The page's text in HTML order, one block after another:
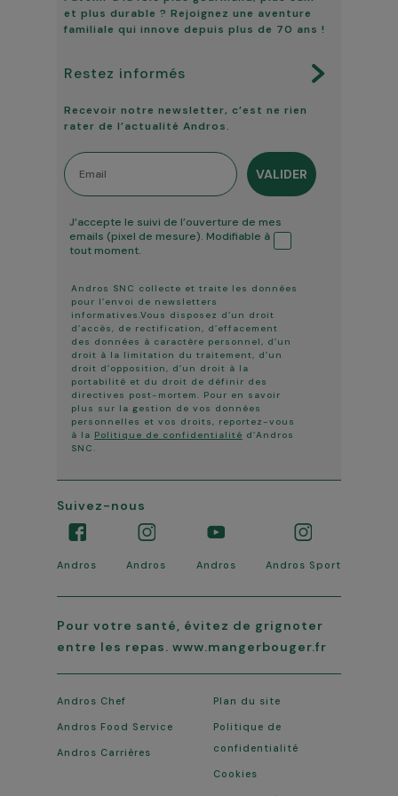
et plus durable ? Rejoignez une aventure
familiale qui innove depuis plus de 70 ans !
Restez informés
Recevoir notre newsletter, c’est ne rien
rater de l’actualité Andros.
Email
VALIDER
Tracking ouverture
J’accepte le suivi de l’ouverture de mes
emails (pixel de mesure). Modifiable à
tout moment.
Andros SNC collecte et traite les données
pour l’envoi de newsletters
informatives.Vous disposez d’un droit
d’accès, de rectification, d’effacement
des données à caractère personnel, d’un
droit à la limitation du traitement, d’un
droit d’opposition, d’un droit à la
portabilité et du droit de définir des
directives post-mortem. Pour en savoir
plus sur la gestion de vos données
personnelles et vos droits, reportez-vous
à la Politique de confidentialité d’Andros
SNC.
Plan du site
Politique de
confidentialité
Cookies
Andros Chef
Andros Food Service
Andros Carrières
Suivez-nous
Andros Andros Andros Andros Sport
Pour votre santé, évitez de grignoter
entre les repas. www.mangerbouger.fr